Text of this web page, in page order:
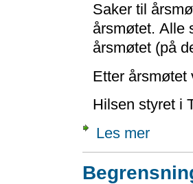
Saker til
årsmøtet. Alle
årsmøtet (på
Etter årsmøtet
Hilsen styret i
Les mer